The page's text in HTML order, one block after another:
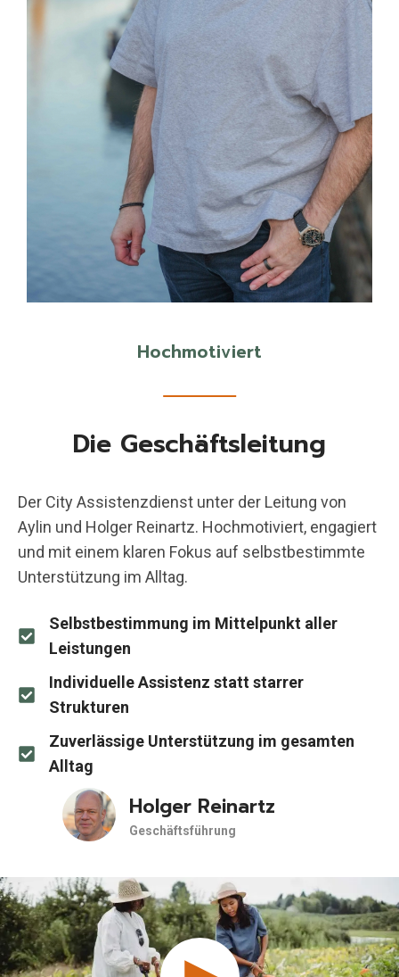
Hochmotiviert
Die Geschäftsleitung
Der City Assistenzdienst unter der Leitung von
Aylin und Holger Reinartz. Hochmotiviert, engagiert
und mit einem klaren Fokus auf selbstbestimmte
Unterstützung im Alltag.
Selbstbestimmung im Mittelpunkt aller
Leistungen
Individuelle Assistenz statt starrer
Strukturen
Zuverlässige Unterstützung im gesamten
Alltag
Holger Reinartz
Geschäftsführung